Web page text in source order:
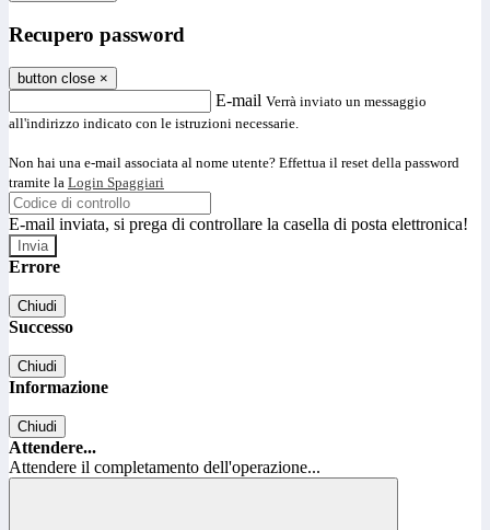
Recupero password
button close ×
E-mail Verrà inviato un messaggio
all'indirizzo indicato con le istruzioni necessarie.
Non hai una e-mail associata al nome utente? Effettua il reset della password
tramite la Login Spaggiari
E-mail inviata, si prega di controllare la casella di posta elettronica!
Errore
Chiudi
Successo
Chiudi
Informazione
Chiudi
Attendere...
Attendere il completamento dell'operazione...